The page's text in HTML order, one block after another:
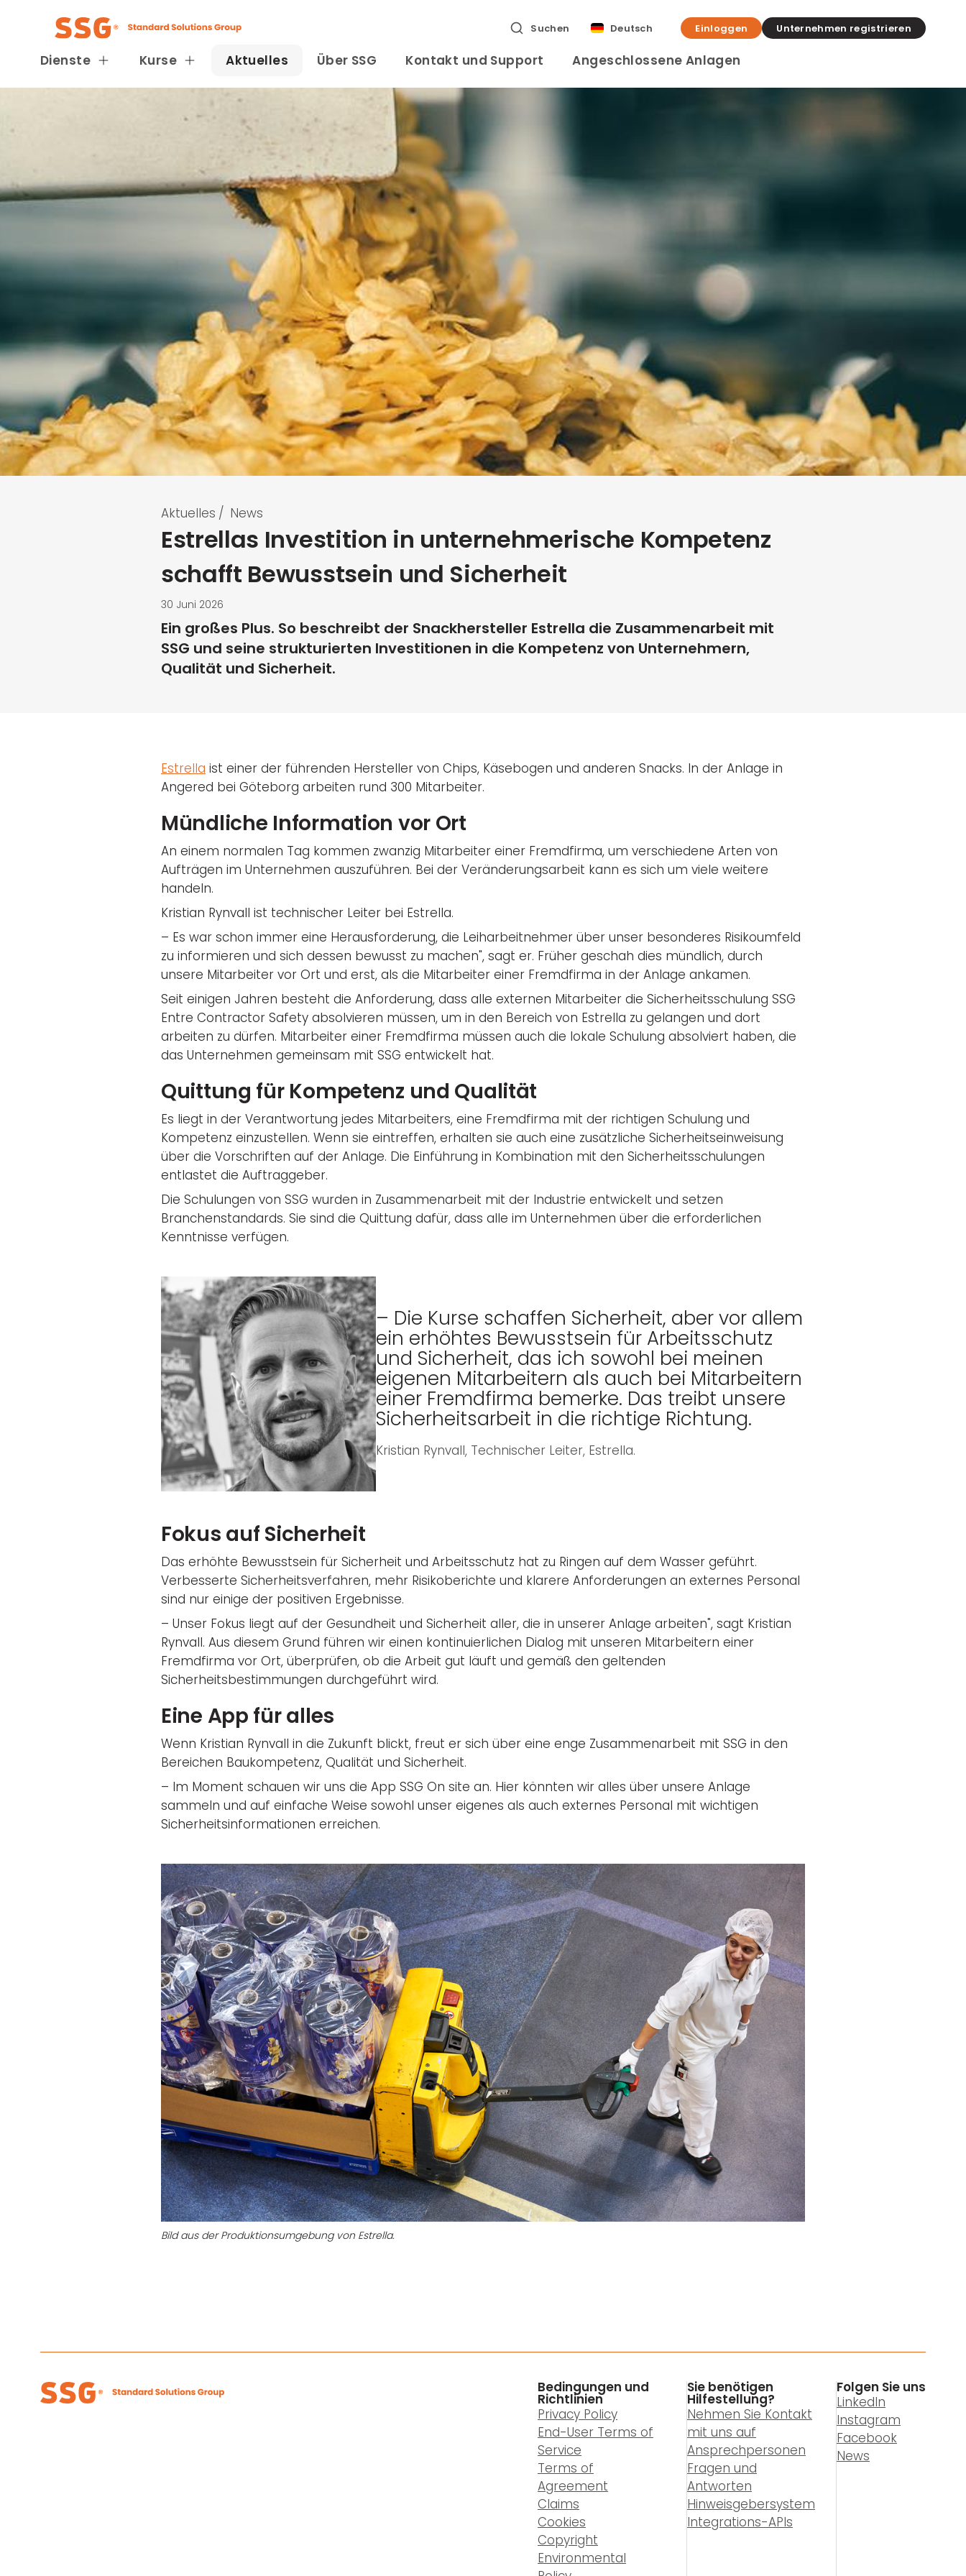
Suchen Deutsch Einloggen Unternehmen registrieren
Dienste Kurse Aktuelles Über SSG Kontakt und Support Angeschlossene Anlagen
Aktuelles / News
Estrellas Investition in unternehmerische Kompetenz
schafft Bewusstsein und Sicherheit
30 Juni 2026
Ein großes Plus. So beschreibt der Snackhersteller Estrella die Zusammenarbeit mit
SSG und seine strukturierten Investitionen in die Kompetenz von Unternehmern,
Qualität und Sicherheit.
Estrella ist einer der führenden Hersteller von Chips, Käsebogen und anderen Snacks. In der Anlage in
Angered bei Göteborg arbeiten rund 300 Mitarbeiter.
Mündliche Information vor Ort
An einem normalen Tag kommen zwanzig Mitarbeiter einer Fremdfirma, um verschiedene Arten von
Aufträgen im Unternehmen auszuführen. Bei der Veränderungsarbeit kann es sich um viele weitere
handeln.
Kristian Rynvall ist technischer Leiter bei Estrella.
– Es war schon immer eine Herausforderung, die Leiharbeitnehmer über unser besonderes Risikoumfeld
zu informieren und sich dessen bewusst zu machen", sagt er. Früher geschah dies mündlich, durch
unsere Mitarbeiter vor Ort und erst, als die Mitarbeiter einer Fremdfirma in der Anlage ankamen.
Seit einigen Jahren besteht die Anforderung, dass alle externen Mitarbeiter die Sicherheitsschulung SSG
Entre Contractor Safety absolvieren müssen, um in den Bereich von Estrella zu gelangen und dort
arbeiten zu dürfen. Mitarbeiter einer Fremdfirma müssen auch die lokale Schulung absolviert haben, die
das Unternehmen gemeinsam mit SSG entwickelt hat.
Quittung für Kompetenz und Qualität
Es liegt in der Verantwortung jedes Mitarbeiters, eine Fremdfirma mit der richtigen Schulung und
Kompetenz einzustellen. Wenn sie eintreffen, erhalten sie auch eine zusätzliche Sicherheitseinweisung
über die Vorschriften auf der Anlage. Die Einführung in Kombination mit den Sicherheitsschulungen
entlastet die Auftraggeber.
Die Schulungen von SSG wurden in Zusammenarbeit mit der Industrie entwickelt und setzen
Branchenstandards. Sie sind die Quittung dafür, dass alle im Unternehmen über die erforderlichen
Kenntnisse verfügen.
– Die Kurse schaffen Sicherheit, aber vor allem
ein erhöhtes Bewusstsein für Arbeitsschutz
und Sicherheit, das ich sowohl bei meinen
eigenen Mitarbeitern als auch bei Mitarbeitern
einer Fremdfirma bemerke. Das treibt unsere
Sicherheitsarbeit in die richtige Richtung.
Kristian Rynvall, Technischer Leiter, Estrella.
Fokus auf Sicherheit
Das erhöhte Bewusstsein für Sicherheit und Arbeitsschutz hat zu Ringen auf dem Wasser geführt.
Verbesserte Sicherheitsverfahren, mehr Risikoberichte und klarere Anforderungen an externes Personal
sind nur einige der positiven Ergebnisse.
– Unser Fokus liegt auf der Gesundheit und Sicherheit aller, die in unserer Anlage arbeiten", sagt Kristian
Rynvall. Aus diesem Grund führen wir einen kontinuierlichen Dialog mit unseren Mitarbeitern einer
Fremdfirma vor Ort, überprüfen, ob die Arbeit gut läuft und gemäß den geltenden
Sicherheitsbestimmungen durchgeführt wird.
Eine App für alles
Wenn Kristian Rynvall in die Zukunft blickt, freut er sich über eine enge Zusammenarbeit mit SSG in den
Bereichen Baukompetenz, Qualität und Sicherheit.
– Im Moment schauen wir uns die App SSG On site an. Hier könnten wir alles über unsere Anlage
sammeln und auf einfache Weise sowohl unser eigenes als auch externes Personal mit wichtigen
Sicherheitsinformationen erreichen.
Bild aus der Produktionsumgebung von Estrella.
Bedingungen und
Richtlinien
Privacy Policy
End-User Terms of
Service
Terms of
Agreement
Claims
Cookies
Copyright
Environmental
Sie benötigen
Hilfestellung?
Nehmen Sie Kontakt
mit uns auf
Ansprechpersonen
Fragen und
Antworten
Hinweisgebersystem
Integrations-APIs
Folgen Sie uns
LinkedIn
Instagram
Facebook
News